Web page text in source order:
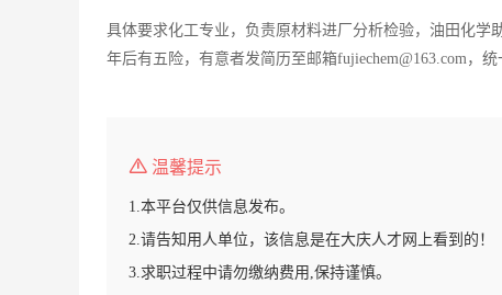
具体要求化工专业，负责原材料进厂分析检验，油田化
年后有五险，有意者发简历至邮箱fujiechem@163.com，
温馨提示
1.本平台仅供信息发布。
2.请告知用人单位，该信息是在大庆人才网上看到的！
3.求职过程中请勿缴纳费用,保持谨慎。